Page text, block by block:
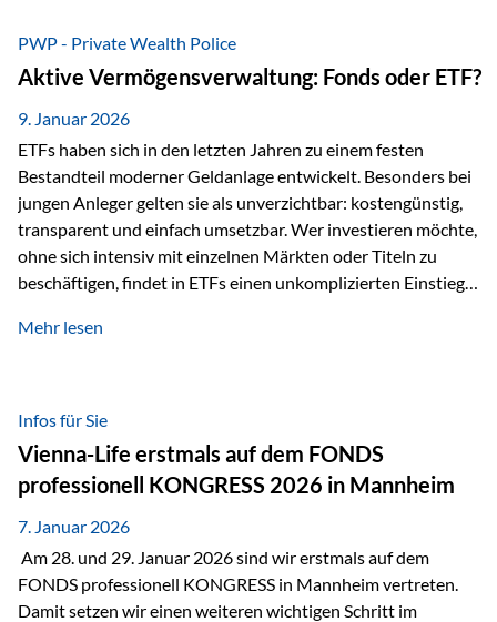
Inflationsrobustheit und Stabilisierung – eingebettet in eine
liechtensteinische Versicherungsstruktur. Die
Sicherheitsarchitektur: Liechtenstein als Strukturprinzip Die
Private Wealth Police positioniert sich mit einer dreistufigen
Sicherheitsarchitektur, die auf mehreren Ebenen ansetzt:
Stufe 1: Versicherer-Ebene • Versicherung mit…
PWP - Private Wealth Police
Aktive Vermögensverwaltung: Fonds oder ETF?
9. Januar 2026
ETFs haben sich in den letzten Jahren zu einem festen
Bestandteil moderner Geldanlage entwickelt. Besonders bei
jungen Anleger gelten sie als unverzichtbar: kostengünstig,
transparent und einfach umsetzbar. Wer investieren möchte,
ohne sich intensiv mit einzelnen Märkten oder Titeln zu
beschäftigen, findet in ETFs einen unkomplizierten Einstieg
werden häufig kritisch betrachtet. Sie gelten als teurer,
Beide Ansätze haben ihre Berechtigung und ihre Stärken
entfalten sie oft gerade in Kombination. ETFs: Effizient, breit
gestreut und klar strukturiert…
Mehr lesen
Infos für Sie
Vienna-Life erstmals auf dem FONDS
professionell KONGRESS 2026 in Mannheim
7. Januar 2026
Am 28. und 29. Januar 2026 sind wir erstmals auf dem
FONDS professionell KONGRESS in Mannheim vertreten.
Damit setzen wir einen weiteren wichtigen Schritt im